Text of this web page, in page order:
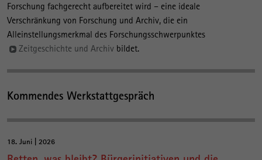
Forschung fachgerecht aufbereitet wird – eine ideale
Verschränkung von Forschung und Archiv, die ein
Alleinstellungsmerkmal des Forschungsschwerpunktes
Zeitgeschichte und Archiv bildet.
Kommendes Werkstattgespräch
18. Juni | 2026